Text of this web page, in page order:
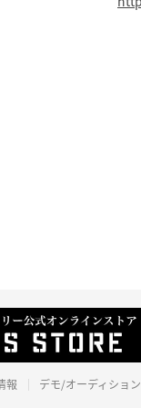
報 デモ/オーディション